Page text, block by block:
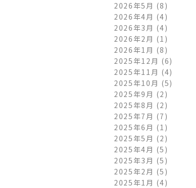
2026年5月 (8)
2026年4月 (4)
2026年3月 (4)
2026年2月 (1)
2026年1月 (8)
2025年12月 (6)
2025年11月 (4)
2025年10月 (5)
2025年9月 (2)
2025年8月 (2)
2025年7月 (7)
2025年6月 (1)
2025年5月 (2)
2025年4月 (5)
2025年3月 (5)
2025年2月 (5)
2025年1月 (4)